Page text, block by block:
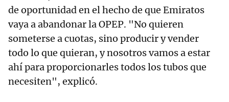
de oportunidad en el hecho de que Emiratos
vaya a abandonar la OPEP. "No quieren
someterse a cuotas, sino producir y vender
todo lo que quieran, y nosotros vamos a estar
ahí para proporcionarles todos los tubos que
necesiten", explicó.